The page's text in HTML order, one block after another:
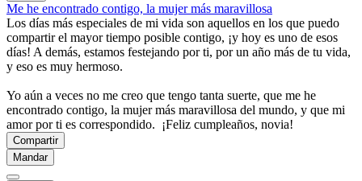
Me he encontrado contigo, la mujer más maravillosa
Los días más especiales de mi vida son aquellos en los que puedo
compartir el mayor tiempo posible contigo, ¡y hoy es uno de esos
días! A demás, estamos festejando por ti, por un año más de tu vida,
y eso es muy hermoso.
Yo aún a veces no me creo que tengo tanta suerte, que me he
encontrado contigo, la mujer más maravillosa del mundo, y que mi
amor por ti es correspondido. ¡Feliz cumpleaños, novia!
Compartir
Mandar